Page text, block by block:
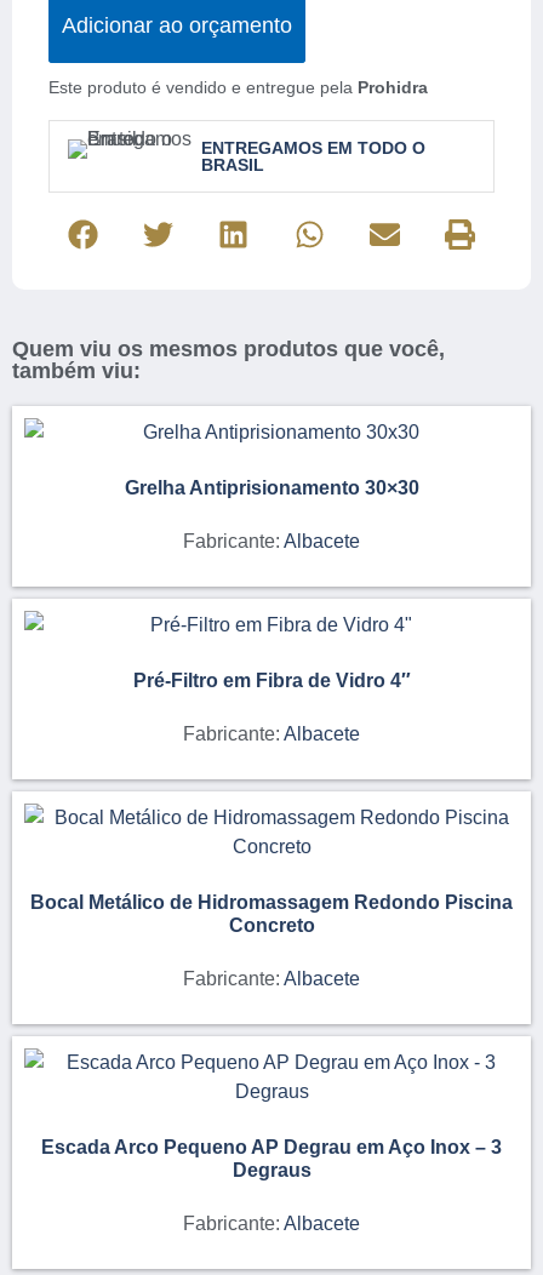
Adicionar ao orçamento
Este produto é vendido e entregue pela Prohidra
ENTREGAMOS EM TODO O
BRASIL
Quem viu os mesmos produtos que você,
também viu:
Grelha Antiprisionamento 30×30
Fabricante: Albacete
Pré-Filtro em Fibra de Vidro 4″
Fabricante: Albacete
Bocal Metálico de Hidromassagem Redondo Piscina
Concreto
Fabricante: Albacete
Escada Arco Pequeno AP Degrau em Aço Inox – 3
Degraus
Fabricante: Albacete